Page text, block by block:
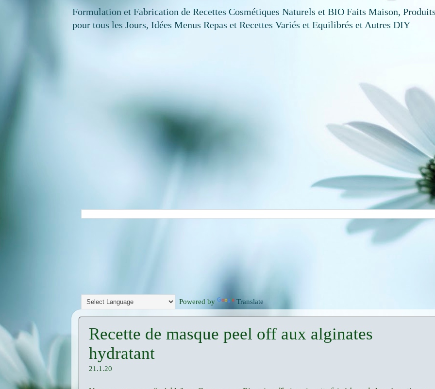
Formulation et Fabrication de Recettes Cosmétiques Naturels et BIO Faits Maison,
pour tous les Jours, Idées Menus Repas et Recettes Variés et Equilibrés et Autres DIY
Powered by Translate
Recette de masque peel off aux alginates
hydratant
21.1.20